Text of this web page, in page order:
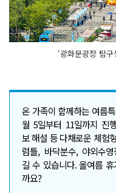
‘광화문광장 탐
온 가족이 함께하는 여름
월 5일부터 11일까지 진
보 해설 등 다채로운 체험
럼틀, 바닥분수, 야외수
길 수 있습니다. 올여름
까요?